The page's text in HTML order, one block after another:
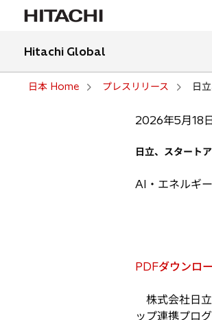
Hitachi Global
日本 Home プレスリリース 日
2026年5月18
日立、スタート
AI・エネルギ
PDFダウンロ
新
株式会社日立
ップ連携プロ